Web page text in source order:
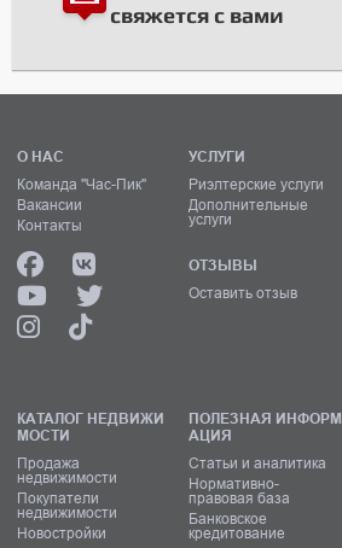
свяжется с вами
О НАС
Команда "Час-Пик"
Вакансии
Контакты
УСЛУГИ
Риэлтерские услуги
Дополнительные
услуги
ОТЗЫВЫ
Оставить отзыв
КАТАЛОГ НЕДВИЖИ
МОСТИ
Продажа
недвижимости
Покупатели
недвижимости
Новостройки
ПОЛЕЗНАЯ ИНФОРМ
АЦИЯ
Статьи и аналитика
Нормативно-
правовая база
Банковское
кредитование